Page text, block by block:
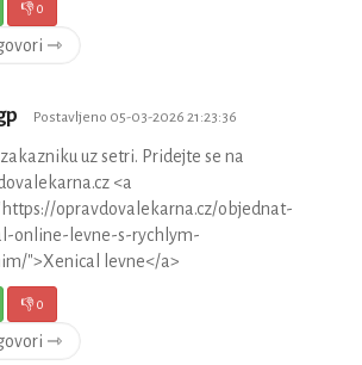
👎0
⇾
Postavljeno 05-03-2026 21:23:36
uz setri. Pridejte se na
<a
opravdovalekarna.cz/objednat-
online-levne-s-rychlym-
">Xenical levne</a>
👎0
⇾